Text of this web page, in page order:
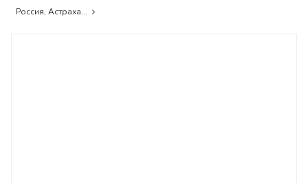
Россия, Астраха...